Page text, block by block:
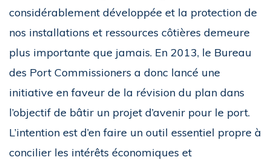
considérablement développée et la protection de
nos installations et ressources côtières demeure
plus importante que jamais. En 2013, le Bureau
des Port Commissioners a donc lancé une
initiative en faveur de la révision du plan dans
l’objectif de bâtir un projet d’avenir pour le port.
L’intention est d’en faire un outil essentiel propre à
concilier les intérêts économiques et